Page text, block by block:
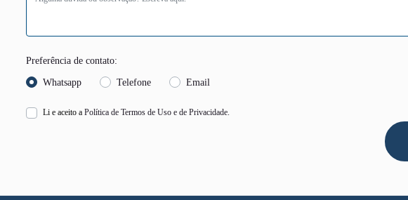
Preferência de contato:
Whatsapp Telefone Email
Li e aceito a Política de Termos de Uso e de Privacidade.